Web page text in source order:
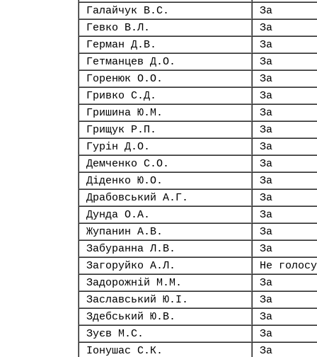
Галайчук В.С.
За
Гевко В.Л.
За
Герман Д.В.
За
Гетманцев Д.О.
За
Горенюк О.О.
За
Гривко С.Д.
За
Гришина Ю.М.
За
Грищук Р.П.
За
Гурін Д.О.
За
Демченко С.О.
За
Діденко Ю.О.
За
Драбовський А.Г.
За
Дунда О.А.
За
Жупанин А.В.
За
Забуранна Л.В.
За
Загоруйко А.Л.
Не
Задорожній М.М.
За
Заславський Ю.І.
За
Здебський Ю.В.
За
Зуєв М.С.
За
Іонушас С.К.
За